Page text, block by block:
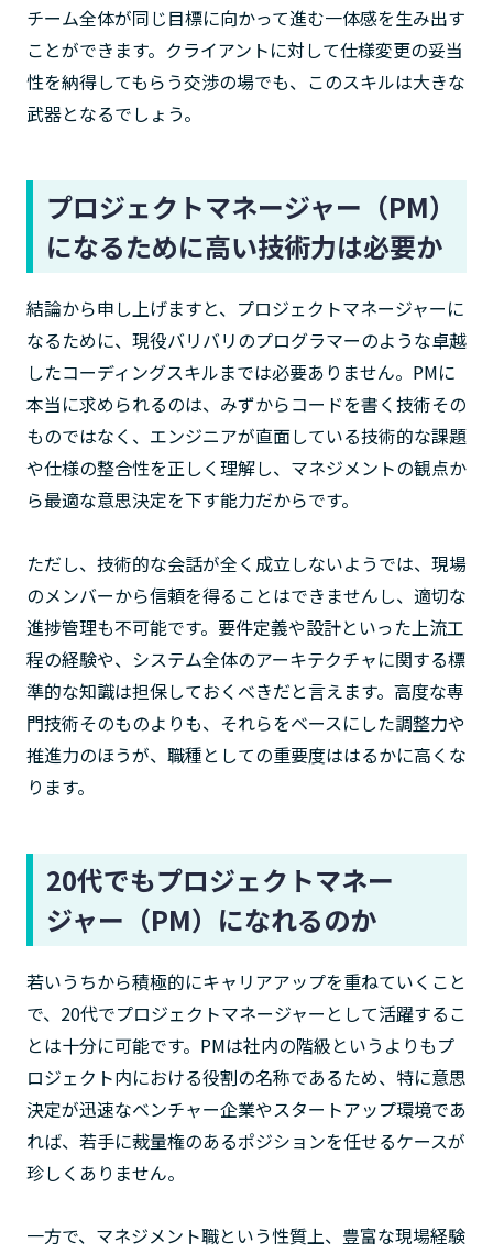
チーム全体が同じ目標に向かって進む一体感を生み出す
ことができます。クライアントに対して仕様変更の妥当
性を納得してもらう交渉の場でも、このスキルは大きな
武器となるでしょう。
プロジェクトマネージャー（PM）
になるために高い技術力は必要か
結論から申し上げますと、プロジェクトマネージャーに
なるために、現役バリバリのプログラマーのような卓越
したコーディングスキルまでは必要ありません。PMに
本当に求められるのは、みずからコードを書く技術その
ものではなく、エンジニアが直面している技術的な課題
や仕様の整合性を正しく理解し、マネジメントの観点か
ら最適な意思決定を下す能力だからです。
ただし、技術的な会話が全く成立しないようでは、現場
のメンバーから信頼を得ることはできませんし、適切な
進捗管理も不可能です。要件定義や設計といった上流工
程の経験や、システム全体のアーキテクチャに関する標
準的な知識は担保しておくべきだと言えます。高度な専
門技術そのものよりも、それらをベースにした調整力や
推進力のほうが、職種としての重要度ははるかに高くな
ります。
20代でもプロジェクトマネー
ジャー（PM）になれるのか
若いうちから積極的にキャリアアップを重ねていくこと
で、20代でプロジェクトマネージャーとして活躍するこ
とは十分に可能です。PMは社内の階級というよりもプ
ロジェクト内における役割の名称であるため、特に意思
決定が迅速なベンチャー企業やスタートアップ環境であ
れば、若手に裁量権のあるポジションを任せるケースが
珍しくありません。
一方で、マネジメント職という性質上、豊富な現場経験